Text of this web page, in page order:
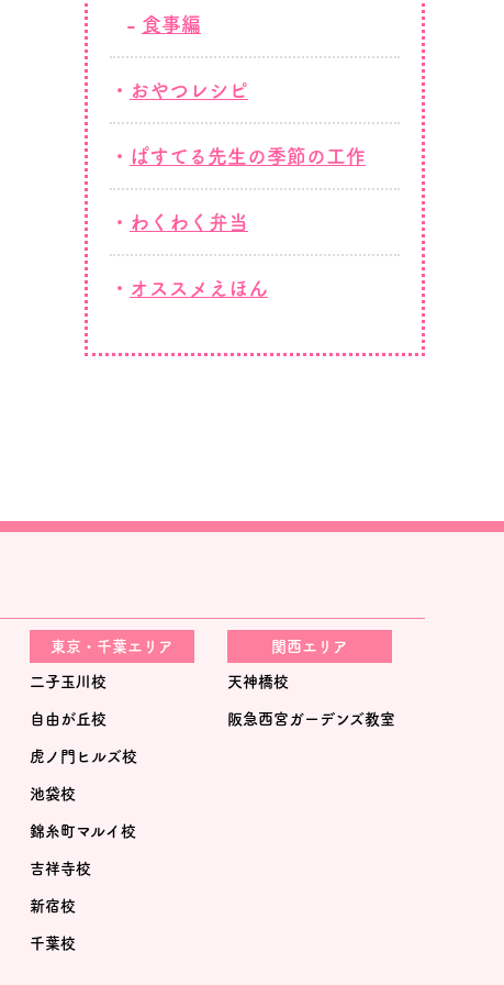
食事編
おやつレシピ
ぱすてる先生の季節の工作
わくわく弁当
オススメえほん
東京・千葉エリア
二子玉川校
自由が丘校
虎ノ門ヒルズ校
池袋校
錦糸町マルイ校
吉祥寺校
新宿校
千葉校
関西エリア
天神橋校
阪急西宮ガーデンズ教室